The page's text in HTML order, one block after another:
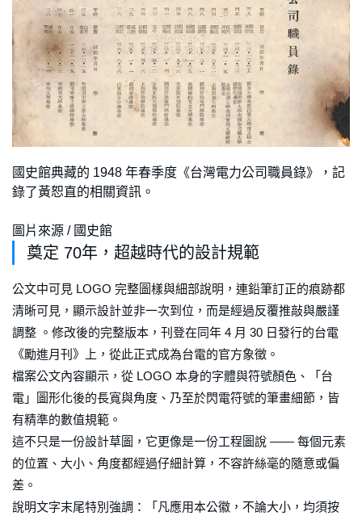
國史館典藏的 1948 年春季度《台灣電力公司職員錄》，記
錄了黃恕直的相關資訊。
圖片來源 / 國史館
奠定 70年，超越時代的設計規範
公文中可見 LOGO 完整圖樣與細部說明，連鉛筆訂正的痕跡都
清晰可見，顯示設計並非一次到位，而是經過反覆推敲與嚴謹
調整 。修改後的完整版本，刊登在同年 4 月 30 日發行的台電
《勵進月刊》上，從此正式成為台電的官方象徵。
檔案公文內容顯示，從 LOGO 本身的字體與符號顏色、「台
電」圖形化後的長寬與角度、乃至於閃電符號的筆畫細節，皆
有精準的數值規範。
這不只是一份設計草圖，它更像是一份工程圖說 —— 每個元素
的位置、大小、角度都經過仔細計算，不容許絲毫的隨意或偏
差。
說明文字末尾特別強調：「凡應用本公徽，不論大小，均須按